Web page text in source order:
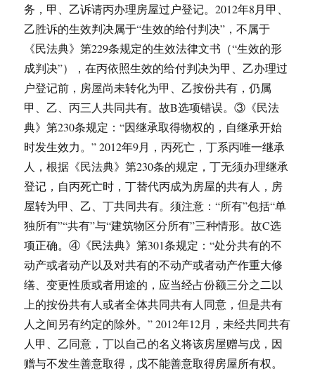
务，甲、乙诉请丙办理房屋过户登记。2012年8月甲、
乙胜诉的生效判决属于“生效的给付判决”，不属于
《民法典》第229条规定的生效法律文书（“生效的形
成判决”），在丙依照生效的给付判决为甲、乙办理过
户登记前，房屋尚未转化为甲、乙按份共有，仍属
甲、乙、丙三人共同共有。故B选项错误。③《民法
典》第230条规定：“因继承取得物权的，自继承开始
时发生效力。” 2012年9月，丙死亡，丁系丙唯一继承
人，根据《民法典》第230条的规定，丁无须办理继承
登记，自丙死亡时，丁替代丙成为房屋的共有人，房
屋转为甲、乙、丁共同共有。须注意：“所有”包括“单
独所有”“共有”与“建筑物区分所有”三种情形。故C选
项正确。④《民法典》第301条规定：“处分共有的不
动产或者动产以及对共有的不动产或者动产作重大修
缮、变更性质或者用途的，应当经占份额三分之二以
上的按份共有人或者全体共同共有人同意，但是共有
人之间另有约定的除外。” 2012年12月，未经共同共有
人甲、乙同意，丁以自己的名义将该房屋赠与戊，因
赠与不发生善意取得，戊不能善意取得房屋所有权。